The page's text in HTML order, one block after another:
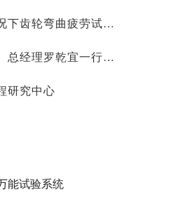
技术小课堂丨高频工况下齿轮弯曲疲劳试验技术研究
国机集团党委副书记、总经理罗乾宜一行 调研中机试验
研究中心
能试验系统